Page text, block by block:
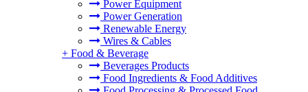
Power Equipment
Power Generation
Renewable Energy
Wires & Cables
+ Food & Beverage
Beverages Products
Food Ingredients & Food Additives